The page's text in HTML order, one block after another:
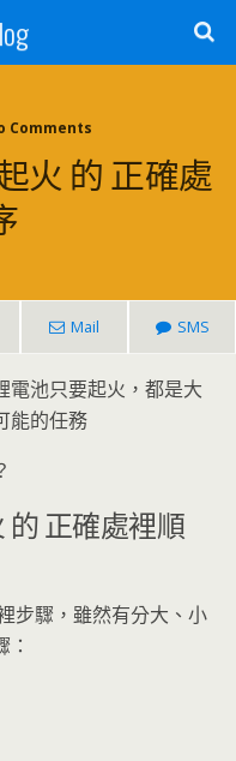
Comments
火 的 正確處
Mail SMS
電池只要起火，都是大
能的任務
正確處裡順
步驟，雖然有分大、小